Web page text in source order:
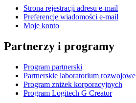
Strona rejestracji adresu e-mail
Preferencje wiadomości e-mail
Moje konto
Partnerzy i programy
Program partnerski
Partnerskie laboratorium rozwojowe
Program zniżek korporacyjnych
Program Logitech G Creator